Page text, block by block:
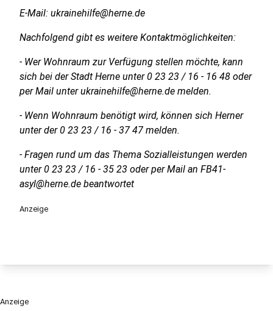
E-Mail: ukrainehilfe@herne.de
Nachfolgend gibt es weitere Kontaktmöglichkeiten:
- Wer Wohnraum zur Verfügung stellen möchte, kann
sich bei der Stadt Herne unter 0 23 23 / 16 - 16 48 oder
per Mail unter ukrainehilfe@herne.de melden.
- Wenn Wohnraum benötigt wird, können sich Herner
unter der 0 23 23 / 16 - 37 47 melden.
- Fragen rund um das Thema Sozialleistungen werden
unter 0 23 23 / 16 - 35 23 oder per Mail an FB41-
asyl@herne.de beantwortet
Anzeige
Anzeige